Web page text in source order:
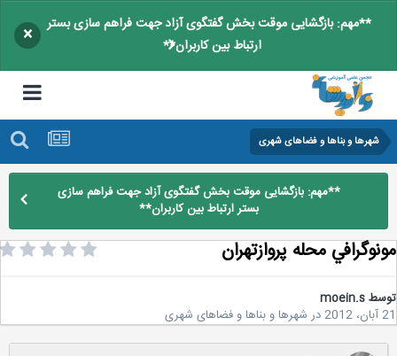
**مهم: بازگشایی موقت بخش گفتگوی آزاد جهت فراهم سازی بستر
ارتباط بین کاربران**
×
شهرها و بناها و فضاهای شهری
**مهم: بازگشایی موقت بخش گفتگوی آزاد جهت فراهم سازی
بستر ارتباط بین کاربران**
محله پروازتهران
moein.s
درشهرها و بناها و فضاهای شهری